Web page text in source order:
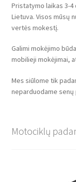
Pristatymo laikas 3-
Lietuva. Visos mūsų
vertės mokestį.
Galimi mokėjimo
mobilieji mokėjimai,
Mes siūlome tik
neparduodame senų
Motociklų